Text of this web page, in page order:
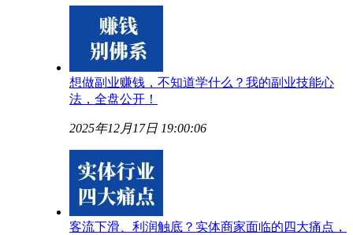
想做副业赚钱，不知道学什么？我的副业技能心
法，全盘公开！
2025年12月17日 19:00:06
客流下滑、利润触底？实体商家面临的四大痛点，